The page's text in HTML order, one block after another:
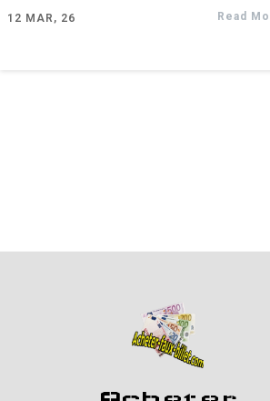
12 MAR, 26 Read